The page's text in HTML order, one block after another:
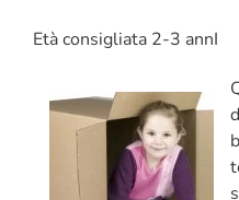
SEGNALA
PER:
Età consigliata 2-3 annI